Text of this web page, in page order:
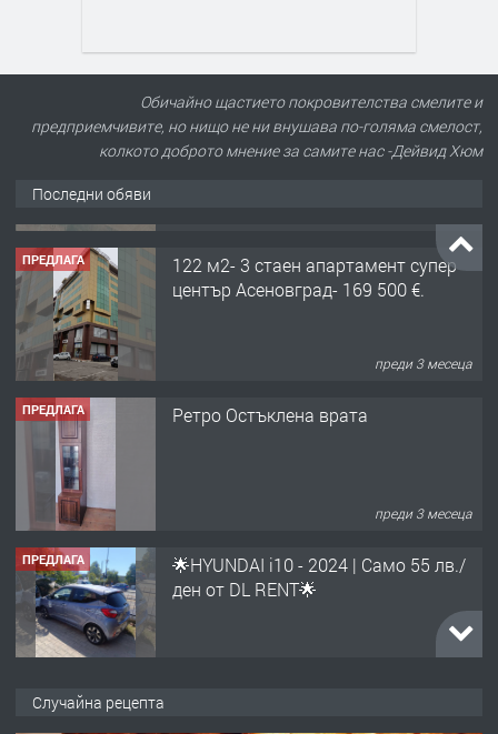
Обичайно щастието покровителства смелите и
предприемчивите, но нищо не ни внушава по-голяма смелост,
колкото доброто мнение за самите нас -Дейвид Хюм
Последни обяви
ПРЕДЛАГА
122 м2- 3 стаен апартамент супер
център Асеновград- 169 500 €.
ПРЕДЛАГА
ПРЕДЛАГА
ден от DL RENT🌟
преди 10 месеца
Случайна рецепта